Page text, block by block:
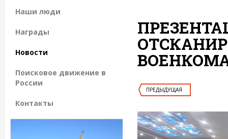
ПРЕДЫДУЩАЯ
Наши люди
Награды
Новости
Поисковое движение в
России
Контакты